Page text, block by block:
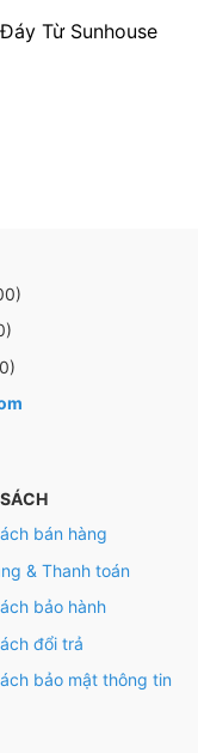
dính bền tốt,
dễ vệ sinh sau
Từ Sunhouse
bán hàng
& Thanh toán
bảo hành
đổi trả
bảo mật thông tin